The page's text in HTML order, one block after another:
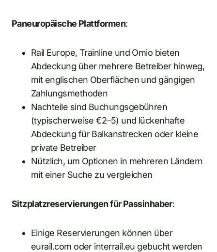
Paneuropäische Plattformen:
Rail Europe, Trainline und Omio bieten
Abdeckung über mehrere Betreiber hinweg,
mit englischen Oberflächen und gängigen
Zahlungsmethoden
Nachteile sind Buchungsgebühren
(typischerweise €2–5) und lückenhafte
Abdeckung für Balkanstrecken oder kleine
private Betreiber
Nützlich, um Optionen in mehreren Ländern
mit einer Suche zu vergleichen
Sitzplatzreservierungen für Passinhaber:
Einige Reservierungen können über
eurail.com oder interrail.eu gebucht werden